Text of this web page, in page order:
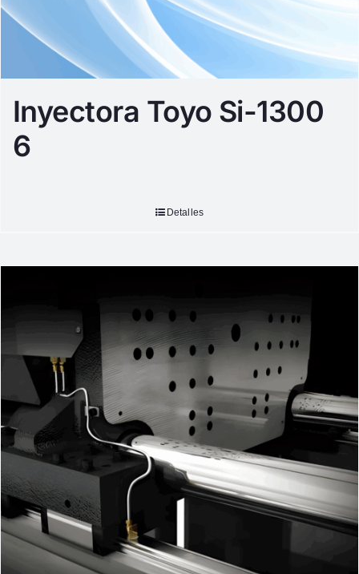
Inyectora Toyo Si-1300
6
Detalles